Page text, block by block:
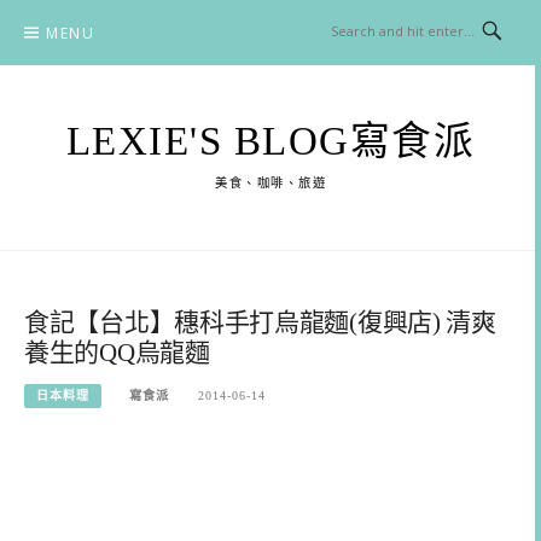
content
MENU
LEXIE'S BLOG寫食派
美食、咖啡、旅遊
食記【台北】穗科手打烏龍麵(復興店) 清爽
養生的QQ烏龍麵
日本料理 寫食派 2014-06-14